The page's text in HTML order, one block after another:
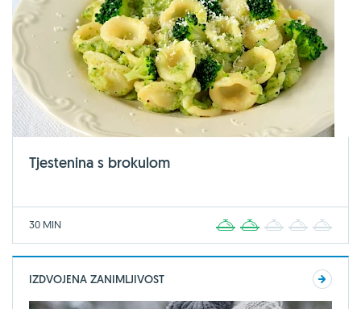
Tjestenina s brokulom
30 MIN 2 3 4
IZDVOJENA ZANIMLJIVOST